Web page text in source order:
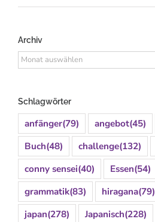
Archiv
Archiv
Schlagwörter
anfänger(79) angebot(45)
Buch(48) challenge(132)
conny sensei(40) Essen(54)
grammatik(83) hiragana(79)
japan(278) Japanisch(228)